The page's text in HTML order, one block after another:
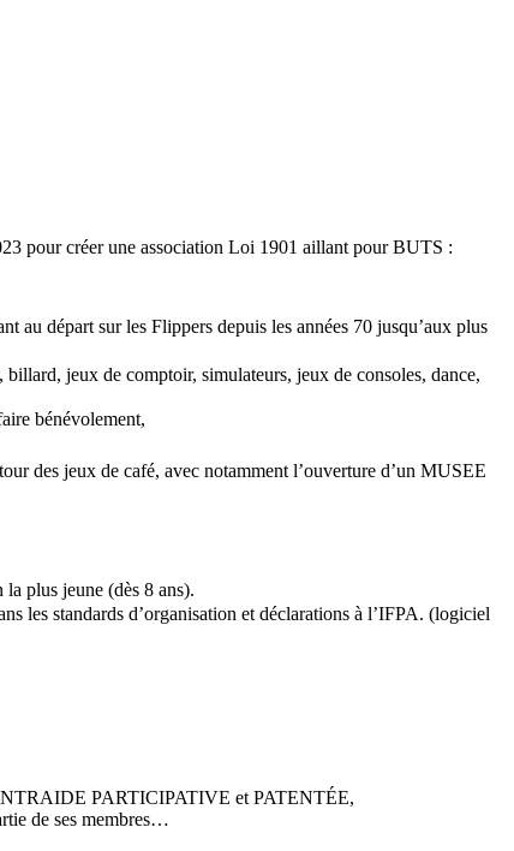
pour créer une association Loi 1901 aillant pour BUTS :
au départ sur les Flippers depuis les années 70 jusqu’aux plus
jeux de comptoir, simulateurs, jeux de consoles, dance,
bénévolement,
des jeux de café, avec notamment l’ouverture d’un MUSEE
plus jeune (dès 8 ans).
les standards d’organisation et déclarations à l’IFPA. (logiciel
PARTICIPATIVE et PATENTÉE,
de ses membres…